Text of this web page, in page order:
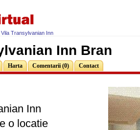
Vila Transylvanian Inn
Inn Bran
Harta Comentarii (0) Contact
Inn
o locatie